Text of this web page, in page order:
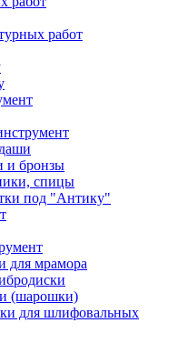
работ
и бронзы
спицы
под "Антику"
для мрамора
(шарошки)
для шлифовальных